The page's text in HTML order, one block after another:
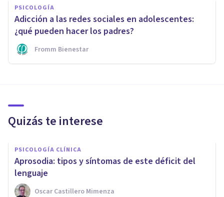
PSICOLOGÍA
Adicción a las redes sociales en adolescentes:
¿qué pueden hacer los padres?
Fromm Bienestar
Quizás te interese
PSICOLOGÍA CLÍNICA
Aprosodia: tipos y síntomas de este déficit del
lenguaje
Oscar Castillero Mimenza